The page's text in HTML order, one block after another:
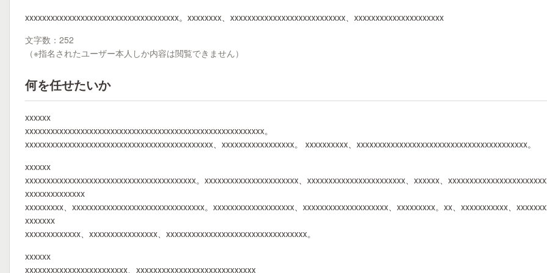
xxxxxxxxxxxxxxxxxxxxxxxxxxxxxxxxxxxx。xxxxxxxx、xxxxxxxxxxxxxxxxxxxxxxxxxxx、xxxxxxxxxxxxxxxxxxxxx
文字数：252
（※指名されたユーザー本人しか内容は閲覧できません）
何を任せたいか
xxxxxx
xxxxxxxxxxxxxxxxxxxxxxxxxxxxxxxxxxxxxxxxxxxxxxxxxxxxxxxx。
xxxxxxxxxxxxxxxxxxxxxxxxxxxxxxxxxxxxxxxxxxxx、xxxxxxxxxxxxxxxxx。 xxxxxxxxxx、xxxxxxxxxxxxxxxxxxxxxxxxxxxxxxxxxxxxxxxx。
xxxxxx
xxxxxxxxxxxxxxxxxxxxxxxxxxxxxxxxxxxxxxxx。xxxxxxxxxxxxxxxxxxxxxx、xxxxxxxxxxxxxxxxxxxxxxx、xxxxxx、
xxxxxxxxxxxxxx
xxxxxxxxx、xxxxxxxxxxxxxxxxxxxxxxxxxxxxxxx。xxxxxxxxxxxxxxxxxxx、xxxxxxxxxxxxxxxxxxxx、xxxxxxxxx。xx、xxxxxxxxxxx、
xxxxxxx
xxxxxxxxxxxxx、xxxxxxxxxxxxxxxx、xxxxxxxxxxxxxxxxxxxxxxxxxxxxxxxxx。
xxxxxx
xxxxxxxxxxxxxxxxxxxxxxxx、xxxxxxxxxxxxxxxxxxxxxxxxxxxx